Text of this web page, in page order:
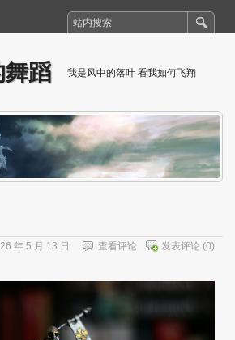
蹈 我是风中的落叶 看我如何飞翔
年 5 月 13 日 发表评论 (0)
查看评论